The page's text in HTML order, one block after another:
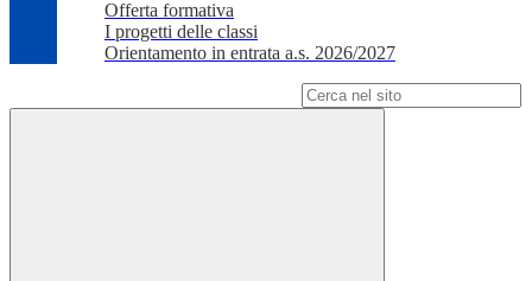
Offerta formativa
I progetti delle classi
Orientamento in entrata a.s. 2026/2027